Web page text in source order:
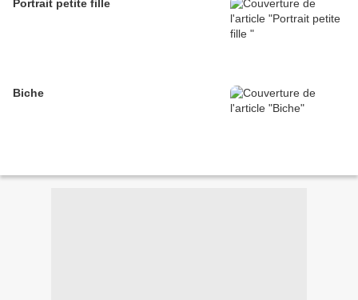
Portrait petite fille
Biche